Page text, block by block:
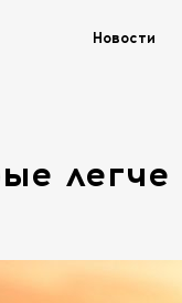
Новости
легче